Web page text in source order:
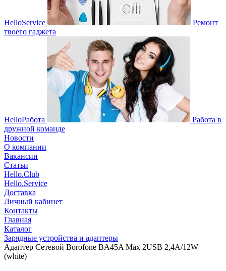
HelloService
Ремонт
твоего гаджета
HelloРабота
Работа в
дружной команде
Новости
О компании
Вакансии
Статьи
Hello.Club
Hello.Service
Доставка
Личный кабинет
Контакты
Главная
Каталог
Зарядные устройства и адаптеры
Адаптер Сетевой Borofone BA45A Max 2USB 2,4A/12W
(white)